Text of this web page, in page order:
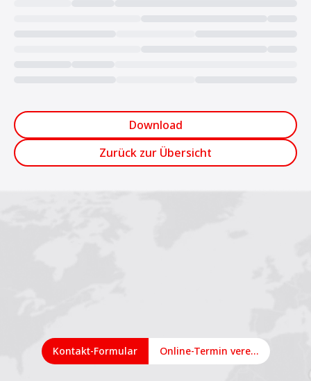
Download
Zurück zur Übersicht
Kontakt-Formular Online-Termin vereinbaren